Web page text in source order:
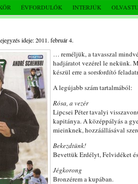
ÉVFORDULÓK INTERJÚK
ideje: 2011. február 4.
… reméljük, a tavasszal
hadjáratot vezérel le nekünk.
készül erre a sorsfordító
A legújabb szám tartalmából:
Rósa, a vezér
Lipcsei Péter tavalyi
kapitánya. A középpályás a
mieinknek, hozzáállásával
Bekezdtünk!
Bevettük Erdélyt, Felvidéket
Jégkorong
Bronzérem a kupában.